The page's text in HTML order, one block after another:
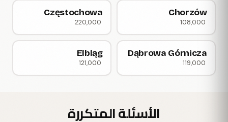
Chorzów
108,000
Częstochowa
220,000
Dąbrowa Górnicza
119,000
Elbląg
121,000
الأسئلة المتكررة